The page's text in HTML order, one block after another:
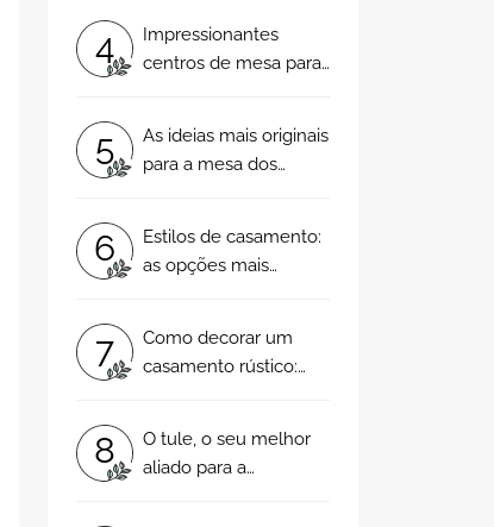
4
Impressionantes
centros de mesa para
5
As ideias mais originais
para a mesa dos
6
Estilos de casamento:
as opções mais
7
Como decorar um
casamento rústico:
8
O tule, o seu melhor
aliado para a